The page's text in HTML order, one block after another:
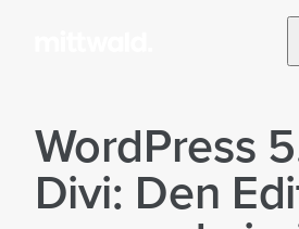
WordPress
Divi: Den